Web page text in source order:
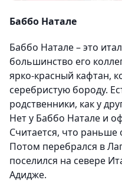
Баббо Натале
Баббо Натале – это
большинство его
ярко-красный кафтан,
серебристую бороду.
родственники, как у
Нет у Баббо Натале и
Считается, что
Потом перебрался в
поселился на севере
Адидже.